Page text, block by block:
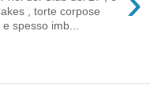
, torte corpose
spesso imb...